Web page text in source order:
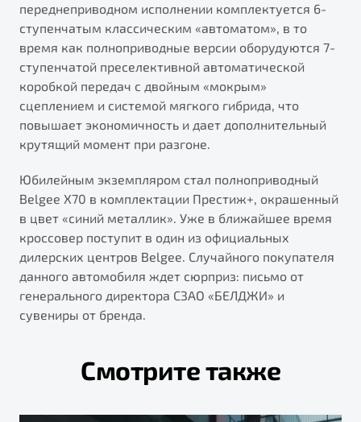
переднеприводном исполнении комплектуется 6-
ступенчатым классическим «автоматом», в то
время как полноприводные версии оборудуются 7-
ступенчатой преселективной автоматической
коробкой передач с двойным «мокрым»
сцеплением и системой мягкого гибрида, что
повышает экономичность и дает дополнительный
крутящий момент при разгоне.
Юбилейным экземпляром стал полноприводный
Belgee X70 в комплектации Престиж+, окрашенный
в цвет «синий металлик». Уже в ближайшее время
кроссовер поступит в один из официальных
дилерских центров Belgee. Случайного покупателя
данного автомобиля ждет сюрприз: письмо от
генерального директора СЗАО «БЕЛДЖИ» и
сувениры от бренда.
Смотрите также